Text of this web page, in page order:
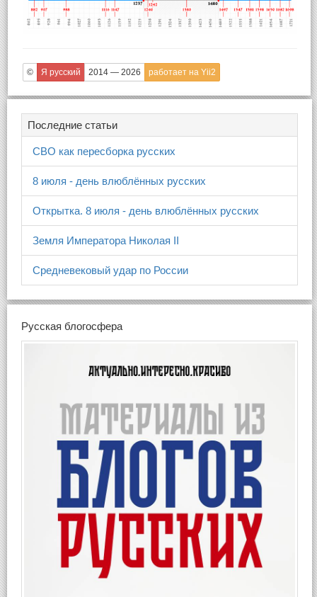
© Я русский 2014 — 2026 работает на Yii2
Последние статьи
СВО как пересборка русских
8 июля - день влюблённых русских
Открытка. 8 июля - день влюблённых русских
Земля Императора Николая II
Средневековый удар по России
Русская блогосфера